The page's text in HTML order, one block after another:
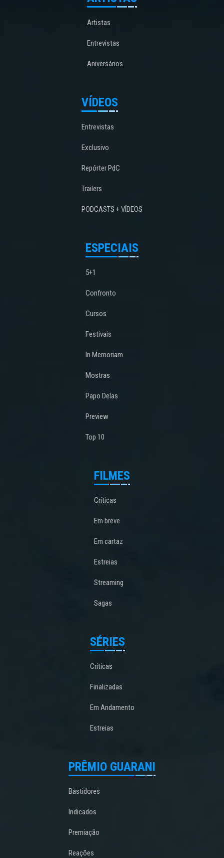
Artistas
Entrevistas
Aniversários
VÍDEOS
Entrevistas
Exclusivo
Repórter PdC
Trailers
PODCASTS + VÍDEOS
ESPECIAIS
5+1
Confronto
Cursos
Festivais
In Memoriam
Mostras
Papo Delas
Preview
Top 10
FILMES
Críticas
Em breve
Em cartaz
Estreias
Streaming
Sagas
SÉRIES
Críticas
Finalizadas
Em Andamento
Estreias
PRÊMIO GUARANI
Bastidores
Indicados
Premiação
Reações